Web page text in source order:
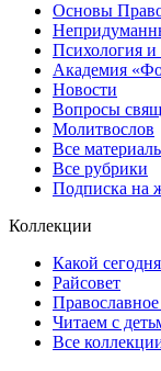
Основы
Психология
Академия
Новости
Вопросы
Молитвослов
Все
Все рубрики
Подписка на
Коллекции
Какой
Райсовет
Читаем с
Все